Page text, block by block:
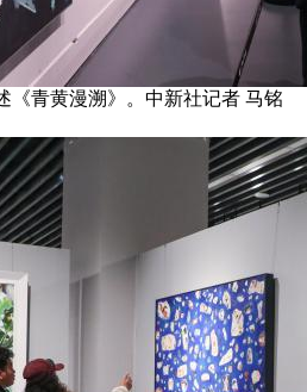
《青黄漫溯》。中新社记者 马铭